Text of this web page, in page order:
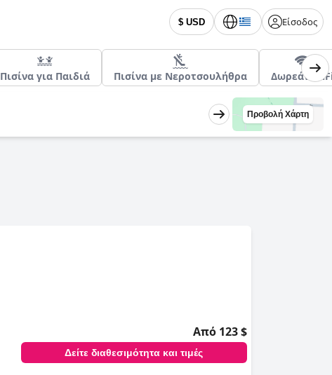
$ USD Είσοδος
Πισίνα για Παιδιά Πισίνα με Νεροτσουλήθρα Δωρεάν
Προβολή Χάρτη
Από 123 $
Δείτε διαθεσιμότητα και τιμές